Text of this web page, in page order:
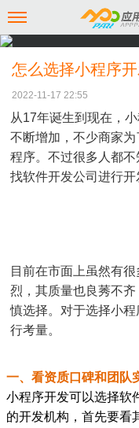
怎么选择小程序
2022-11-17 22:55
从17年诞生到现在，
不断增加，不少商家
程序。不过很多人都
找软件开发公司进行
目前在市面上虽然有
烈，其质量也良莠不
慎选择。对于选择小
行考量。
一、看资质口碑和团队
小程序开发可以选择软
的开发机构，首先要看